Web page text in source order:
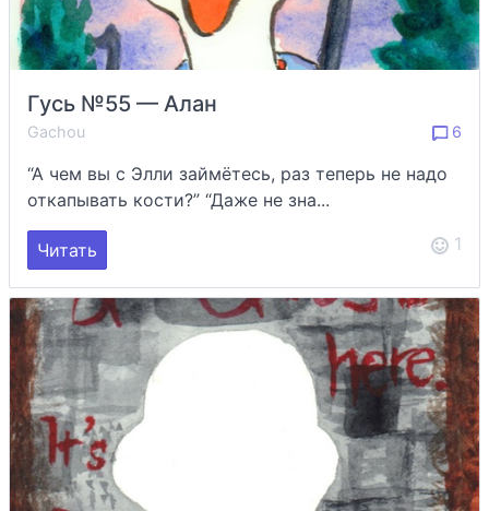
Гусь №55 — Алан
Gachou 6
“А чем вы с Элли займётесь, раз теперь не надо
откапывать кости?” “Даже не зна...
Читать 1